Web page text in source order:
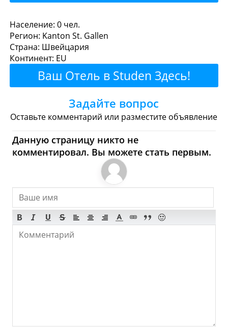
Studen - Где поесть или
перекусить?
Рестораны Кафе Бары
Пиво
Булочные
Супермаркеты
Торговые Центры
Studen - Где купить?
Магазины, Шоппинг
Продукты
Булочные
Супермаркеты
Торговые Центры
Мода
Население: 0 чел.
Регион: Kanton St. Gallen
Страна: Швейцария
Континент: EU
Ваш Отель в Studen Здесь!
Задайте вопрос
Оставьте комментарий или разместите объявление
Данную страницу никто не
комментировал. Вы можете стать первым.